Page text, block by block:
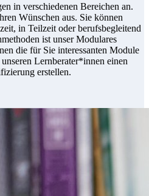
in verschiedenen Bereichen an.
Wünschen aus. Sie können
in Teilzeit oder berufsbegleitend
ist unser Modulares
die für Sie interessanten Module
Lernberater*innen einen
erstellen.